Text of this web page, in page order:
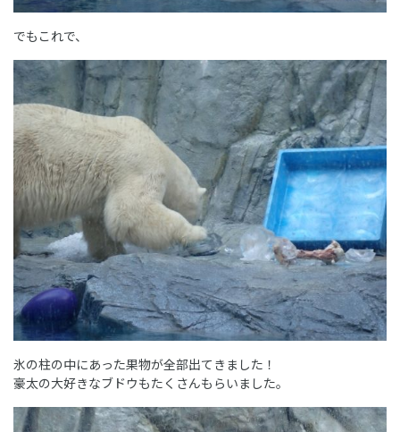
でもこれで、
氷の柱の中にあった果物が全部出てきました！
豪太の大好きなブドウもたくさんもらいました。